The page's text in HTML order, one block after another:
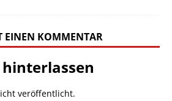
EINEN KOMMENTAR
veröffentlicht.